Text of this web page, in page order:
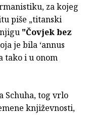
za kojeg
piše „titanski
"Čovjek bez
je bila ‘annus
tako i u onom
Schuha, tog vrlo
književnosti,